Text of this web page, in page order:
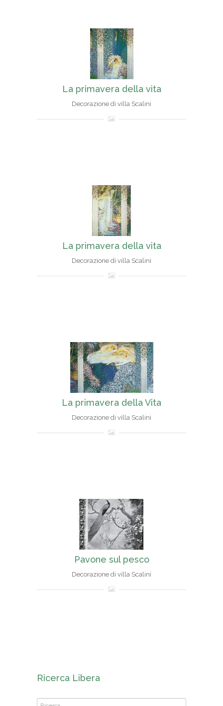
La primavera della vita
Decorazione di villa Scalini
La primavera della vita
Decorazione di villa Scalini
La primavera della Vita
Decorazione di villa Scalini
Pavone sul pesco
Decorazione di villa Scalini
Ricerca Libera